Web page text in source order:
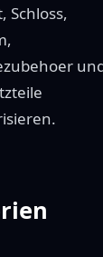
Schloss,